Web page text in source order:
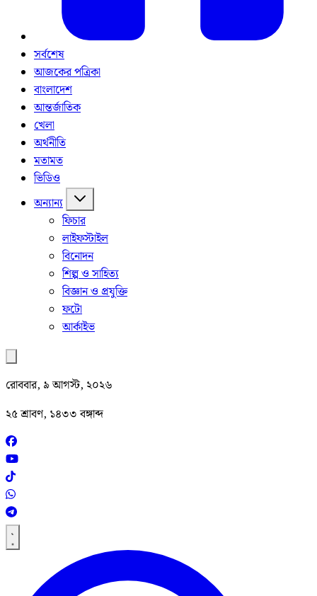
সর্বশেষ
আজকের পত্রিকা
বাংলাদেশ
আন্তর্জাতিক
খেলা
অর্থনীতি
মতামত
ভিডিও
অন্যান্য
ফিচার
লাইফস্টাইল
বিনোদন
শিল্প ও সাহিত্য
বিজ্ঞান ও প্রযুক্তি
ফটো
আর্কাইভ
রোববার, ৯ আগস্ট, ২০২৬
২৫ শ্রাবণ, ১৪৩৩ বঙ্গাব্দ